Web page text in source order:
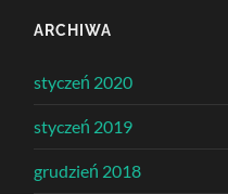
ARCHIWA
styczeń 2020
styczeń 2019
grudzień 2018